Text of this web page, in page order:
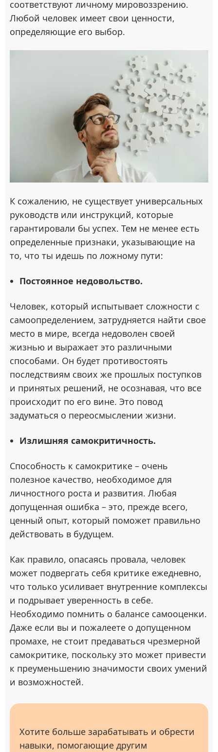
соответствуют личному мировоззрению.
Любой человек имеет свои ценности,
определяющие его выбор.
К сожалению, не существует универсальных
руководств или инструкций, которые
гарантировали бы успех. Тем не менее есть
определенные признаки, указывающие на
то, что ты идешь по ложному пути:
Постоянное недовольство.
Человек, который испытывает сложности с
самоопределением, затрудняется найти свое
место в мире, всегда недоволен своей
жизнью и выражает это различными
способами. Он будет противостоять
последствиям своих же прошлых поступков
и принятых решений, не осознавая, что все
происходит по его вине. Это повод
задуматься о переосмыслении жизни.
Излишняя самокритичность.
Способность к самокритике – очень
полезное качество, необходимое для
личностного роста и развития. Любая
допущенная ошибка – это, прежде всего,
ценный опыт, который поможет правильно
действовать в будущем.
Как правило, опасаясь провала, человек
может подвергать себя критике ежедневно,
что только усиливает внутренние комплексы
и подрывает уверенность в себе.
Необходимо помнить о балансе самооценки.
Даже если вы и пожалеете о допущенном
промахе, не стоит предаваться чрезмерной
самокритике, поскольку это может привести
к преуменьшению значимости своих умений
и возможностей.
Хотите больше зарабатывать и обрести
навыки, помогающие другим